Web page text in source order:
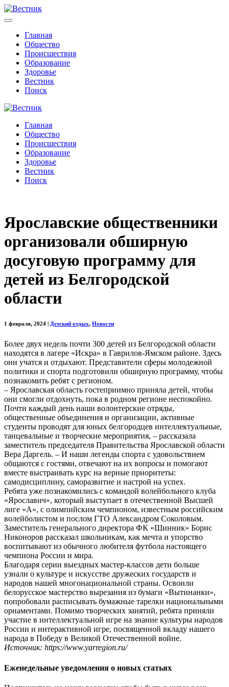
Главная
Общество
Происшествия
Образование
Здоровье
Вестник
Поиск
Главная
Общество
Происшествия
Образование
Здоровье
Вестник
Поиск
Ярославские общественники
организовали обширную
досуговую программу для
детей из Белгородской
области
1 февраля, 2024 Детский отдых, Новости
Более двух недель почти 300 детей из Белгородской области
находятся в лагере «Искра» в Гаврилов-Ямском районе. Здесь
они учатся и отдыхают. Представители сферы молодежной
политики и спорта подготовили обширную программу, чтобы
познакомить ребят с регионом.
– Ярославская область гостеприимно приняла детей, чтобы
они смогли отдохнуть, пока в родном регионе неспокойно.
Почти каждый день наши волонтерские отряды,
общественные объединения и организации, активные
студенты проводят для юных белгородцев интеллектуальные,
танцевальные и творческие мероприятия, – рассказала
заместитель председателя Правительства Ярославской области
Вера Даргель. – И наши легенды спорта с удовольствием
общаются с гостями, отвечают на их вопросы и помогают
вместе выстраивать курс на верные приоритеты:
самодисциплину, саморазвитие и настрой на успех.
Ребята уже познакомились с командой волейбольного клуба
«Ярославич», который выступает в отечественной Высшей
лиге «А», с олимпийским чемпионом, известным российским
волейболистом и послом ГТО Александром Соколовым.
Заместитель генерального директора ФК «Шинник» Борис
Никоноров рассказал школьникам, как мечта и упорство
воспитывают из обычного любителя футбола настоящего
чемпиона России и мира.
Благодаря серии выездных мастер-классов дети больше
узнали о культуре и искусстве дружеских государств и
народов нашей многонациональной страны. Освоили
белорусское мастерство вырезания из бумаги «Вытинанки»,
попробовали расписывать бумажные тарелки национальными
орнаментами. Помимо творческих занятий, ребята приняли
участие в интеллектуальной игре на знание культуры народов
России и интерактивной игре, посвященной вкладу нашего
народа в Победу в Великой Отечественной войне.
Источник: https://www.yarregion.ru/
Еженедельные уведомления о новых статьях